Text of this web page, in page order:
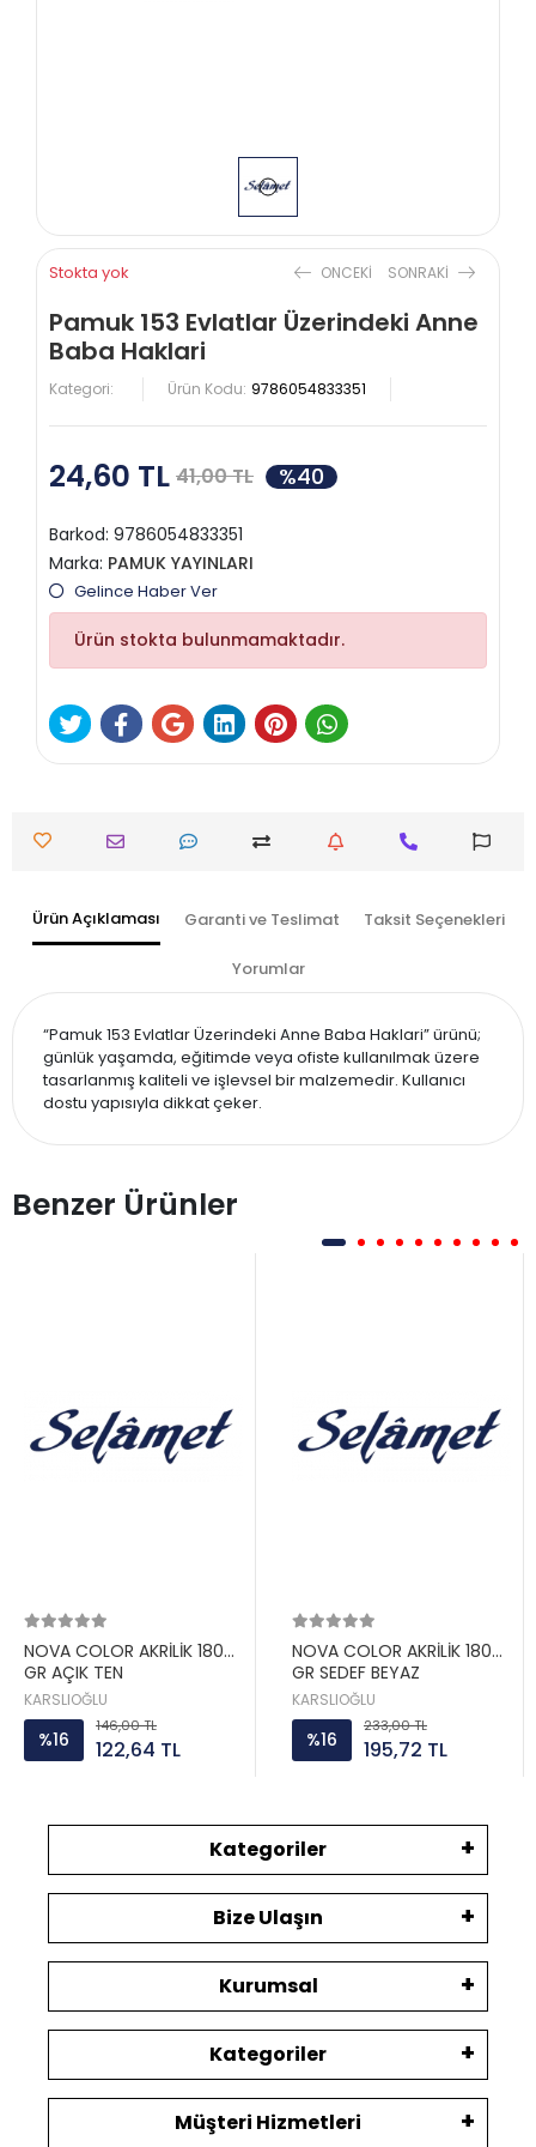
Stokta yok ONCEKI SONRAKI
Pamuk 153 Evlatlar Üzerindeki Anne
Baba Haklari
Kategori: Ürün Kodu: 9786054833351
24,60 TL 41,00 TL %40
Barkod: 9786054833351
Marka: PAMUK YAYINLARI
Gelince Haber Ver
Ürün stokta bulunmamaktadır.
Ürün Açıklaması Garanti ve Teslimat Taksit Seçenekleri
Yorumlar
“Pamuk 153 Evlatlar Üzerindeki Anne Baba Haklari” ürünü;
günlük yaşamda, eğitimde veya ofiste kullanılmak üzere
tasarlanmış kaliteli ve işlevsel bir malzemedir. Kullanıcı
dostu yapısıyla dikkat çeker.
Benzer Ürünler
NOVA COLOR AKRİLİK 180
GR AÇIK TEN
KARSLIOĞLU
%16
146,00 TL
122,64 TL
NOVA COLOR AKRİLİK 180
GR SEDEF BEYAZ
KARSLIOĞLU
%16
233,00 TL
195,72 TL
Kategoriler
Bize Ulaşın
Kurumsal
Kategoriler
Müşteri Hizmetleri